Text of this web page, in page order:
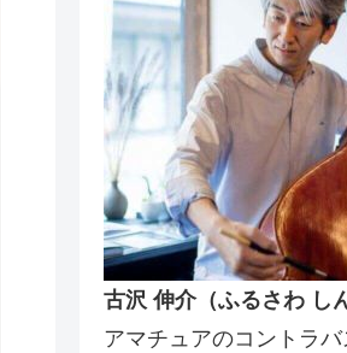
古沢 伸介（ふるさわ し
アマチュアのコントラバ